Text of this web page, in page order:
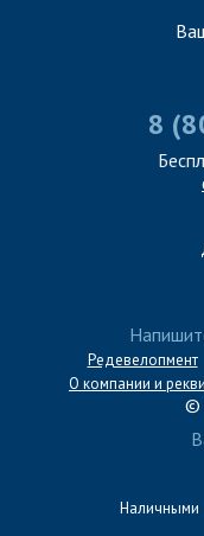
8
Редевелопмент
О компании и
©
Наличными